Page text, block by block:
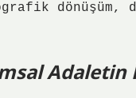
dönüşüm,
Adaletin